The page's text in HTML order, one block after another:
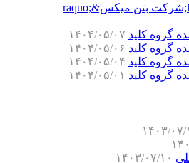
گروه کلید ۱۴۰۴/۰۵/۰۷
گروه کلید ۱۴۰۴/۰۵/۰۶
گروه کلید ۱۴۰۴/۰۵/۰۴
گروه کلید ۱۴۰۴/۰۵/۰۱
۰۷/۱۰
۱۰
۱۴۰۳/۰۷/۱۰